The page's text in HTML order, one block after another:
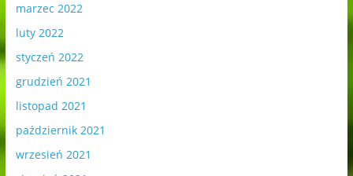
marzec 2022
luty 2022
styczeń 2022
grudzień 2021
listopad 2021
październik 2021
wrzesień 2021